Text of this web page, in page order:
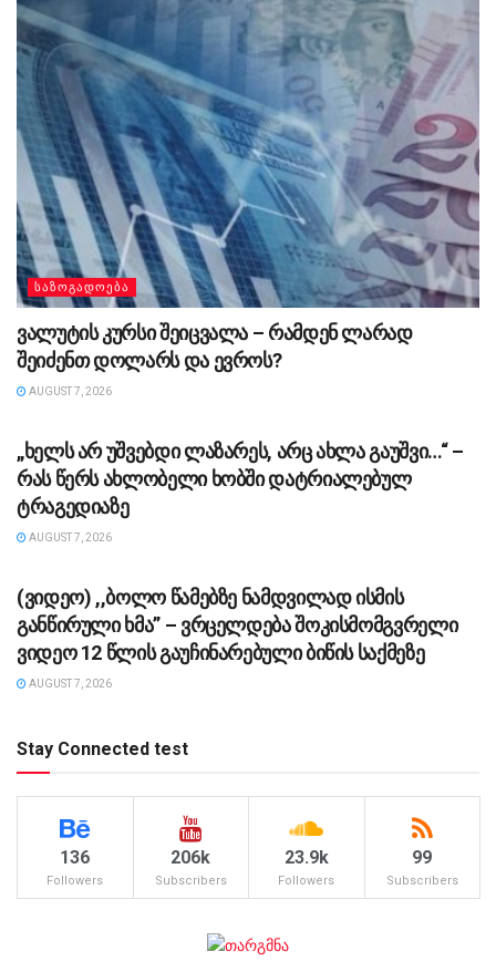
ᲡᲐᲖᲝᲒᲐᲓᲝᲔᲑᲐ
ვალუტის კურსი შეიცვალა – რამდენ ლარად
შეიძენთ დოლარს და ევროს?
AUGUST 7, 2026
„ხელს არ უშვებდი ლაზარეს, არც ახლა გაუშვი…“ –
რას წერს ახლობელი ხობში დატრიალებულ
ტრაგედიაზე
AUGUST 7, 2026
(ვიდეო) ,,ბოლო წამებზე ნამდვილად ისმის
განწირული ხმა” – ვრცელდება შოკისმომგვრელი
ვიდეო 12 წლის გაუჩინარებული ბიწის საქმეზე
AUGUST 7, 2026
Stay Connected test
136
Followers
206k
Subscribers
23.9k
Followers
99
Subscribers